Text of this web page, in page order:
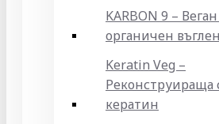
KARBON 9 –
органичен въглен
Keratin Veg –
Реконструираща
кератин